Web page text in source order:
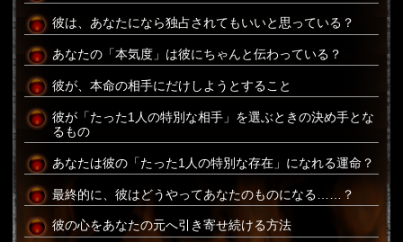
彼は、あなたになら独占されてもいいと思っている？
あなたの「本気度」は彼にちゃんと伝わっている？
彼が、本命の相手にだけしようとすること
彼が「たった1人の特別な相手」を選ぶときの決め手とな
るもの
あなたは彼の「たった1人の特別な存在」になれる運命？
最終的に、彼はどうやってあなたのものになる……？
彼の心をあなたの元へ引き寄せ続ける方法